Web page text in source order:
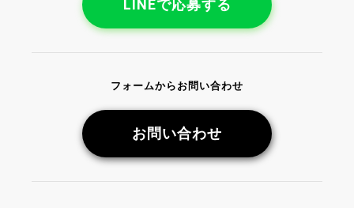
LINEで応募する
フォームからお問い合わせ
お問い合わせ